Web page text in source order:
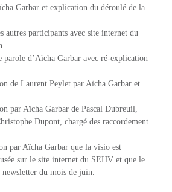
Garbar et explication du déroulé de la
autres participants avec site internet du
parole d’Aïcha Garbar avec ré-explication
de Laurent Peylet par Aïcha Garbar et
par Aïcha Garbar de Pascal Dubreuil,
Dupont, chargé des raccordement
par Aïcha Garbar que la visio est
sur le site internet du SEHV et que le
du mois de juin.